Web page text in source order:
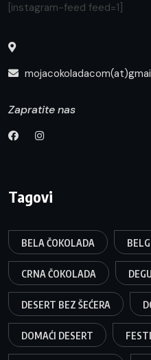
[instagram-feed feed=1]
Zapratite nas
Tagovi
BELA ČOKOLADA
CRNA ČOKOLADA
DESERT BEZ ŠEĆERA
DOMAĆI DESERT